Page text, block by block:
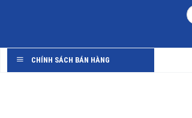
CHÍNH SÁCH BÁN HÀNG